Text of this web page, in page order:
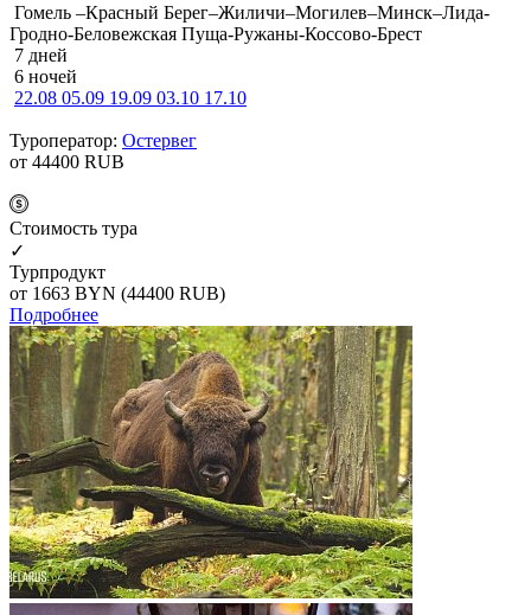
Гомель –Красный Берег–Жиличи–Могилев–Минск–Лида-
Гродно-Беловежская Пуща-Ружаны-Коссово-Брест
7 дней
6 ночей
22.08 05.09 19.09 03.10 17.10
Туроператор: Остервег
от 44400 RUB
Cтоимость тура
✓
Турпродукт
от 1663 BYN (44400 RUB)
Подробнее